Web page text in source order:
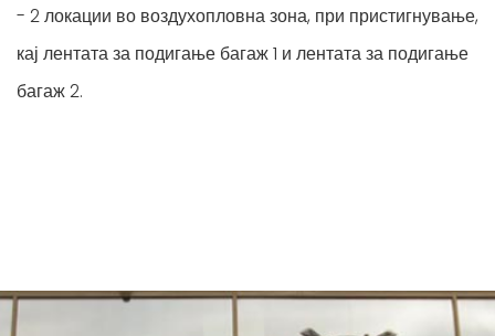
- 2 локации во воздухопловна зона, при пристигнување,
кај лентата за подигање багаж 1 и лентата за подигање
багаж 2.